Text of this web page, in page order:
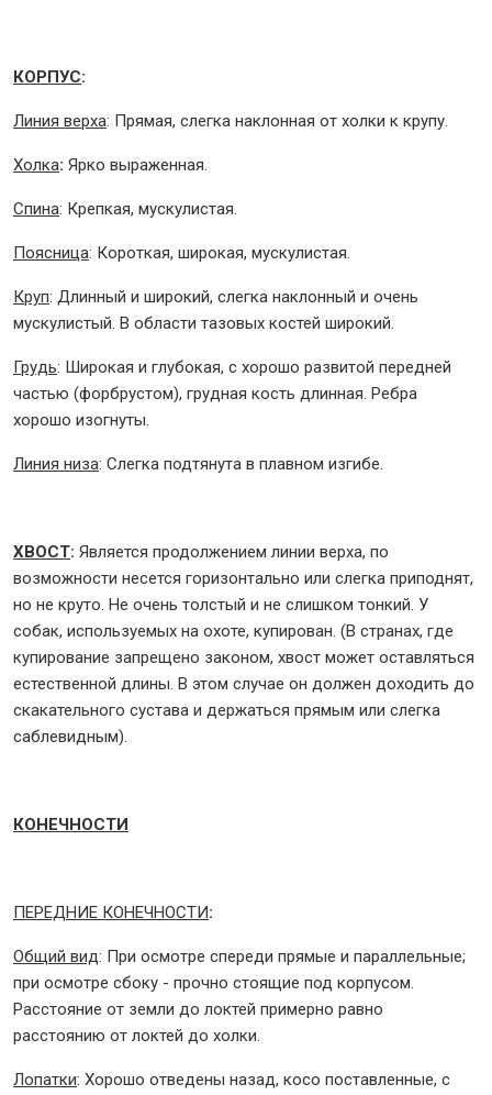
КОРПУС:
Линия верха: Прямая, слегка наклонная от холки к крупу.
Холка: Ярко выраженная.
Спина: Крепкая, мускулистая.
Поясница: Короткая, широкая, мускулистая.
Круп: Длинный и широкий, слегка наклонный и очень
мускулистый. В области тазовых костей широкий.
Грудь: Широкая и глубокая, с хорошо развитой передней
частью (форбрустом), грудная кость длинная. Ребра
хорошо изогнуты.
Линия низа: Слегка подтянута в плавном изгибе.
ХВОСТ: Является продолжением линии верха, по
возможности несется горизонтально или слегка приподнят,
но не круто. Не очень толстый и не слишком тонкий. У
собак, используемых на охоте, купирован. (В странах, где
купирование запрещено законом, хвост может оставляться
естественной длины. В этом случае он должен доходить до
скакательного сустава и держаться прямым или слегка
саблевидным).
КОНЕЧНОСТИ
ПЕРЕДНИЕ КОНЕЧНОСТИ:
Общий вид: При осмотре спереди прямые и параллельные;
при осмотре сбоку - прочно стоящие под корпусом.
Расстояние от земли до локтей примерно равно
расстоянию от локтей до холки.
Лопатки: Хорошо отведены назад, косо поставленные, с